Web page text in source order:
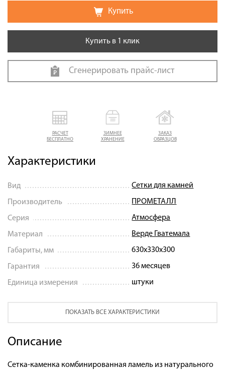
РАСЧЕТ
БЕСПЛАТНО
ЗИМНЕЕ
ХРАНЕНИЕ
ЗАКАЗ
ОБРАЗЦОВ
Характеристики
Вид Сетки для камней
Производитель ПРОМЕТАЛЛ
Серия Атмосфера
Материал Верде Гватемала
Габариты, мм 630х330х300
Гарантия 36 месяцев
Единица измерения штуки
ПОКАЗАТЬ ВСЕ ХАРАКТЕРИСТИКИ
Описание
Сетка-каменка комбинированная ламель из натурального
Купить
Купить в 1 клик
Сгенерировать прайс-лист